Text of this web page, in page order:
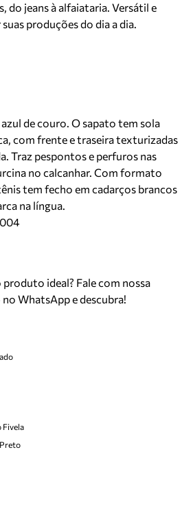
do jeans à alfaiataria. Versátil e
produções do dia a dia.
de couro. O sapato tem sola
com frente e traseira texturizadas
Traz pespontos e perfuros nas
no calcanhar. Com formato
tem fecho em cadarços brancos
na língua.
produto ideal? Fale com nossa
WhatsApp e descubra!
Fivela